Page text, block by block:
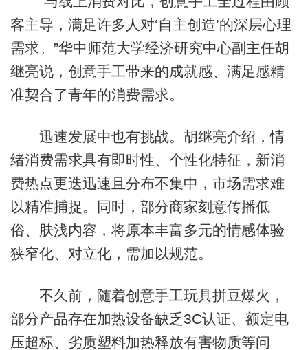
客主导，满足许多人对‘自主创造’的深层心理
需求。”华中师范大学经济研究中心副主任胡
继亮说，创意手工带来的成就感、满足感精
准契合了青年的消费需求。
迅速发展中也有挑战。胡继亮介绍，情
绪消费需求具有即时性、个性化特征，新消
费热点更迭迅速且分布不集中，市场需求难
以精准捕捉。同时，部分商家刻意传播低
俗、肤浅内容，将原本丰富多元的情感体验
狭窄化、对立化，需加以规范。
不久前，随着创意手工玩具拼豆爆火，
部分产品存在加热设备缺乏3C认证、额定电
压超标、劣质塑料加热释放有害物质等问